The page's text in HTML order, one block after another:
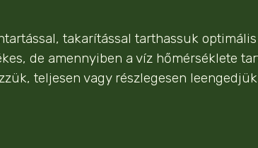
takarítással tarthassuk
de amennyiben a víz hőmérséklete
teljesen vagy részlegesen